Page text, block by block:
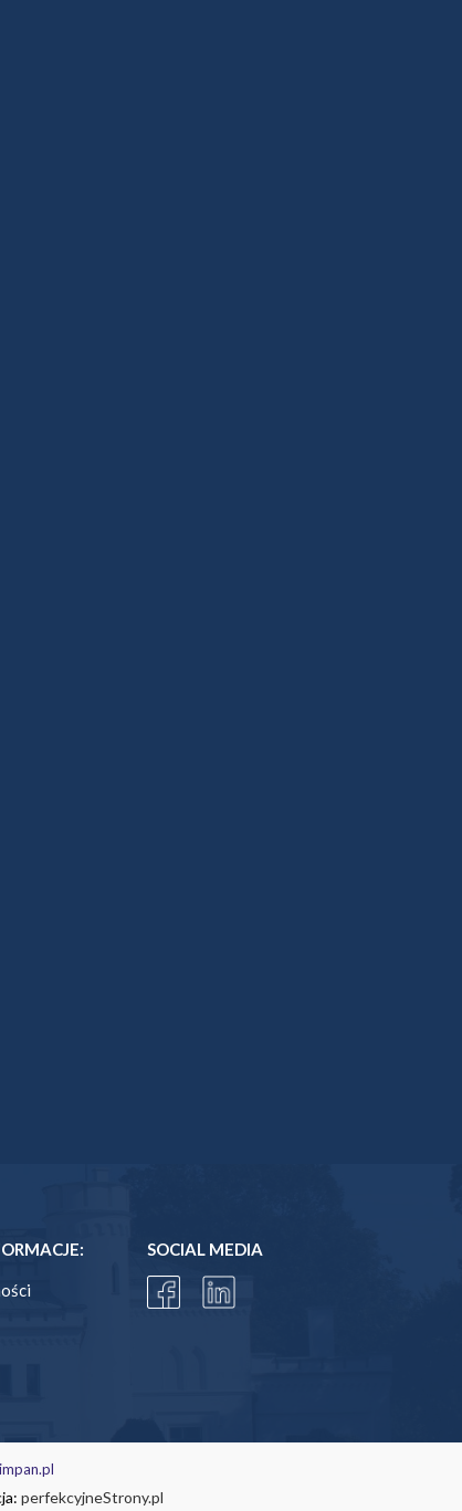
SOCIAL MEDIA
perfekcyjneStrony.pl